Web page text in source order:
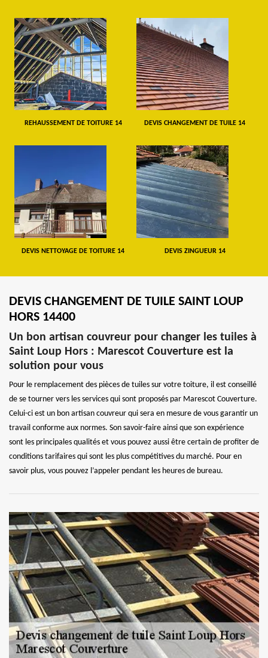
REHAUSSEMENT DE TOITURE 14 DEVIS CHANGEMENT DE TUILE 14
DEVIS NETTOYAGE DE TOITURE 14 DEVIS ZINGUEUR 14
DEVIS CHANGEMENT DE TUILE SAINT LOUP
HORS 14400
Un bon artisan couvreur pour changer les tuiles à
Saint Loup Hors : Marescot Couverture est la
solution pour vous
Pour le remplacement des pièces de tuiles sur votre toiture, il est conseillé
de se tourner vers les services qui sont proposés par Marescot Couverture.
Celui-ci est un bon artisan couvreur qui sera en mesure de vous garantir un
travail conforme aux normes. Son savoir-faire ainsi que son expérience
sont les principales qualités et vous pouvez aussi être certain de profiter de
conditions tarifaires qui sont les plus compétitives du marché. Pour en
savoir plus, vous pouvez l’appeler pendant les heures de bureau.